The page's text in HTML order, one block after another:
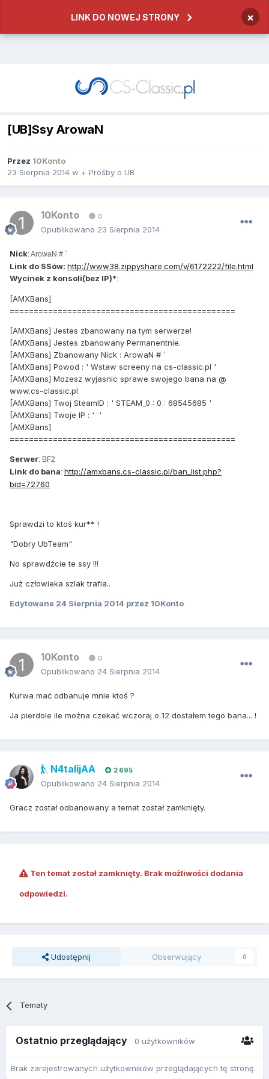
LINK DO NOWEJ STRONY ×
[UB]Ssy ArowaN
Przez 10Konto
23 Sierpnia 2014 w + Prośby o UB
10Konto 0
Opublikowano 23 Sierpnia 2014
Nick: ArowaN # `
Link do SSów: http://www38.zippyshare.com/v/6172222/file.html
Wycinek z konsoli(bez IP)*:
[AMXBans]
===============================================
[AMXBans] Jestes zbanowany na tym serwerze!
[AMXBans] Jestes zbanowany Permanentnie.
[AMXBans] Zbanowany Nick : ArowaN # `
[AMXBans] Powod : ' Wstaw screeny na cs-classic.pl '
[AMXBans] Mozesz wyjasnic sprawe swojego bana na @
www.cs-classic.pl
[AMXBans] Twoj SteamID : ' STEAM_0 : 0 : 68545685 '
[AMXBans] Twoje IP : ' '
[AMXBans]
===============================================
Serwer: BF2
Link do bana: http://amxbans.cs-classic.pl/ban_list.php?
bid=72760
Sprawdzi to ktoś kur** !
"Dobry UbTeam"
No sprawdźcie te ssy !!!
Już człowieka szlak trafia..
Edytowane 24 Sierpnia 2014 przez 10Konto
10Konto 0
Opublikowano 24 Sierpnia 2014
Kurwa mać odbanuje mnie ktoś ?
Ja pierdole ile można czekać wczoraj o 12 dostałem tego bana... !
N4talijAA 2 695
Opublikowano 24 Sierpnia 2014
Gracz został odbanowany a temat został zamknięty.
Ten temat został zamknięty. Brak możliwości dodania
odpowiedzi.
Udostępnij Obserwujący 0
Tematy
Ostatnio przeglądający 0 użytkowników
Brak zarejestrowanych użytkowników przeglądających tę stronę.